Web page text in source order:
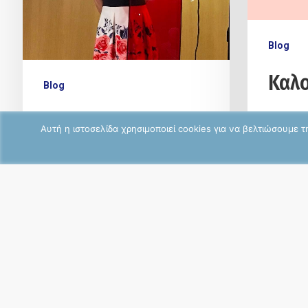
Blog
Eπίδραση των
Aκτινοβολιών στον
Blog
Το
Αυτή η ιστοσελίδα χρησιμοποιεί cookies για να